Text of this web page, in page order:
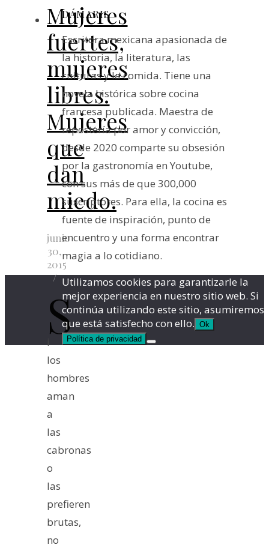
Mujeres
fuertes,
mujeres
libres.
Mujeres
que
dan
miedo.
junio
30,
2015
/
S
i
los
hombres
aman
a
las
cabronas
o
las
prefieren
brutas,
no
DÁMARIS
Escritora mexicana apasionada de
la historia, la literatura, las
culturas y la comida. Tiene una
novela histórica sobre cocina
francesa publicada. Maestra de
repostería por amor y convicción,
desde 2020 comparte su obsesión
por la gastronomía en Youtube,
con sus más de que 300,000
suscriptores. Para ella, la cocina es
fuente de inspiración, punto de
encuentro y una forma encontrar
magia a lo cotidiano.
Utilizamos cookies para garantizarle la
mejor experiencia en nuestro sitio web. Si
continúa utilizando este sitio, asumiremos
que está satisfecho con ello. Ok
Política de privacidad